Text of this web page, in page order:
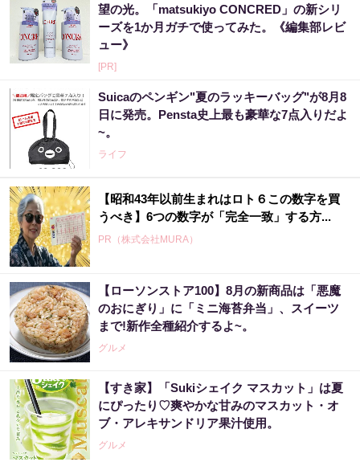
望の光。「matsukiyo CONCRED」の新シリ
ーズを1か月ガチで使ってみた。《編集部レビ
ュー》
[PR]
Suicaのペンギン"夏のラッキーバッグ"が8月8
日に発売。Pensta史上最も豪華な7点入りだよ
~。
ライフ
【昭和43年以前生まれはロト６この数字を買
うべき】6つの数字が「完全一致」する方...
PR（株式会社MURA）
【ローソンストア100】8月の新商品は「悪魔
のおにぎり」に「ミニ海苔弁当」、スイーツ
まで!新作全種紹介するよ~。
グルメ
【すき家】「Sukiシェイク マスカット」は夏
にぴったり♡爽やかな甘みのマスカット・オ
ブ・アレキサンドリア果汁使用。
グルメ